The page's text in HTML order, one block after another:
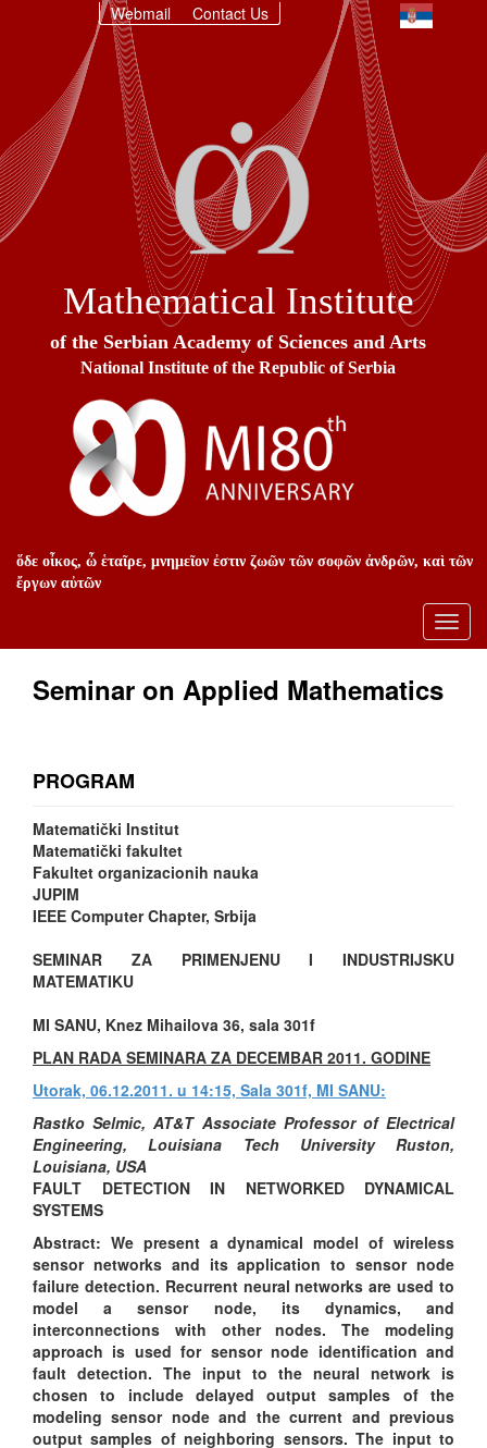
Webmail Contact Us
Mathematical Institute
of the Serbian Academy of Sciences and Arts
National Institute of the Republic of Serbia
ὅδε οἶκος, ὦ ἑταῖρε, μνημεῖον ἐστιν ζωῶν τῶν σοφῶν ἀνδρῶν, καὶ τῶν
ἔργων αὐτῶν
Seminar on Applied Mathematics
PROGRAM
Matematički Institut
Matematički fakultet
Fakultet organizacionih nauka
JUPIM
IEEE Computer Chapter, Srbija
SEMINAR ZA PRIMENJENU I INDUSTRIJSKU
MATEMATIKU
MI SANU, Knez Mihailova 36, sala 301f
PLAN RADA SEMINARA ZA DECEMBAR 2011. GODINE
Utorak, 06.12.2011. u 14:15, Sala 301f, MI SANU:
Rastko Selmic, AT&T Associate Professor of Electrical
Engineering, Louisiana Tech University Ruston,
Louisiana, USA
FAULT DETECTION IN NETWORKED DYNAMICAL
SYSTEMS
Abstract: We present a dynamical model of wireless
sensor networks and its application to sensor node
failure detection. Recurrent neural networks are used to
model a sensor node, its dynamics, and
interconnections with other nodes. The modeling
approach is used for sensor node identification and
fault detection. The input to the neural network is
chosen to include delayed output samples of the
modeling sensor node and the current and previous
output samples of neighboring sensors. The input to